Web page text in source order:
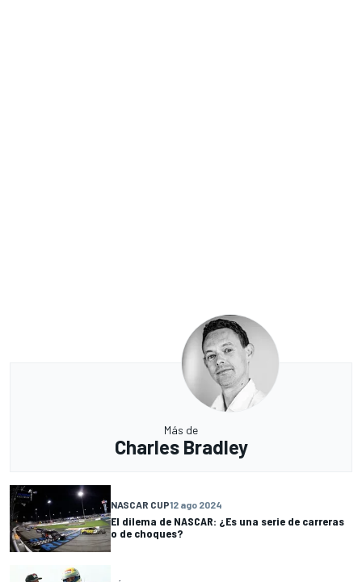
Más de
Charles Bradley
NASCAR CUP12 ago 2024
El dilema de NASCAR: ¿Es una serie de carreras
o de choques?